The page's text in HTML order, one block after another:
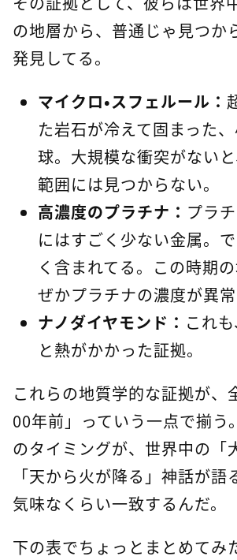
の地層から、普通じゃ見つか
発見してる。
マイクロ・スフェルール：
た岩石が冷えて固まった
球。大規模な衝突がない
範囲には見つからない。
高濃度のプラチナ： プラ
にはすごく少ない金属。
く含まれてる。この時期
ぜかプラチナの濃度が異常
ナノダイヤモンド： これ
と熱がかかった証拠。
これらの地質学的な証拠が、
00年前」っていう一点で揃う
のタイミングが、世界中の「
「天から火が降る」神話が語
気味なくらい一致するんだ。
下の表でちょっとまとめてみ